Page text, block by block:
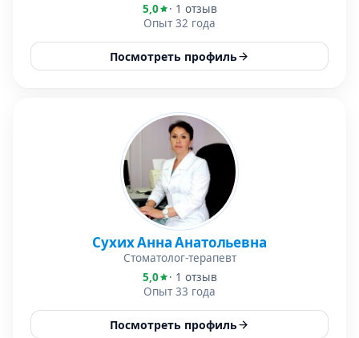
5,0
· 1 отзыв
Опыт 32 года
Посмотреть профиль
Сухих Анна Анатольевна
Стоматолог-терапевт
5,0
· 1 отзыв
Опыт 33 года
Посмотреть профиль